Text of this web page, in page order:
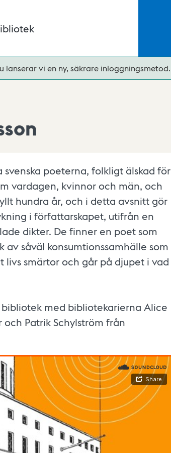
lanserar vi en ny, säkrare inloggningsmetod.
svenska poeterna, folkligt älskad för
vardagen, kvinnor och män, och
hundra år, och i detta avsnitt gör
i författarskapet, utifrån en
dikter. De finner en poet som
såväl konsumtionssamhälle som
smärtor och går på djupet i vad
med bibliotekarierna Alice
och Patrik Schylström från